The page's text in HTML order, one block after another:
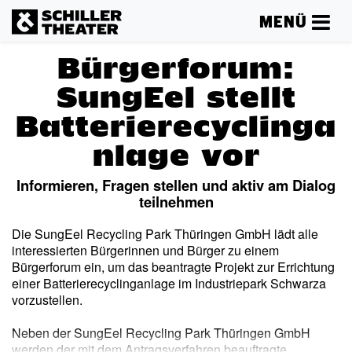
MENÜ
Bürgerforum:
SungEel stellt
Batterierecyclinga
nlage vor
Informieren, Fragen stellen und aktiv am Dialog
teilnehmen
Die SungEel Recycling Park Thüringen GmbH lädt alle
interessierten Bürgerinnen und Bürger zu einem
Bürgerforum ein, um das beantragte Projekt zur Errichtung
einer Batterierecyclinganlage im Industriepark Schwarza
vorzustellen.
Neben der SungEel Recycling Park Thüringen GmbH